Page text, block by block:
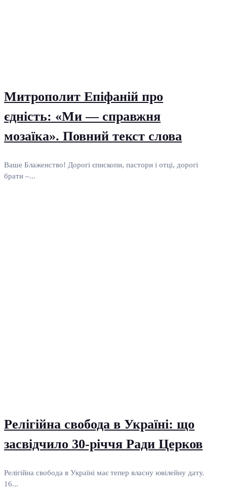
Митрополит Епіфаній про
єдність: «Ми — справжня
мозаїка». Повний текст слова
Ваше Блаженство! Дорогі єпископи, пастори і отці, дорогі
брати –...
Релігійна свобода в Україні: що
засвідчило 30-річчя Ради Церков
Релігійна свобода в Україні має тепер власну ювілейну дату.
16...